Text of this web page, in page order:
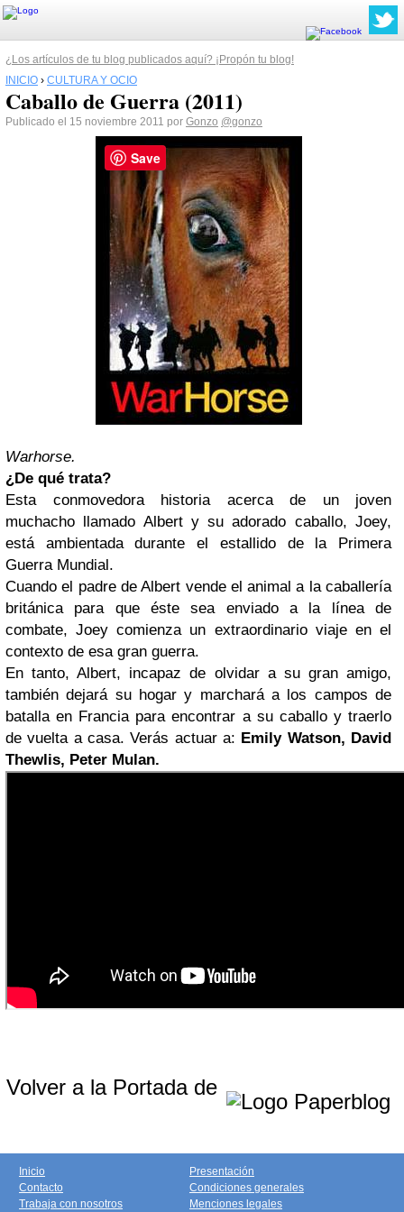
¿Los artículos de tu blog publicados aquí? ¡Propón tu blog!
INICIO › CULTURA Y OCIO
Caballo de Guerra (2011)
Publicado el 15 noviembre 2011 por Gonzo @gonzo
Warhorse.
¿De qué trata?
Esta conmovedora historia acerca de un joven
muchacho llamado Albert y su adorado caballo, Joey,
está ambientada durante el estallido de la Primera
Guerra Mundial.
Cuando el padre de Albert vende el animal a la caballería
británica para que éste sea enviado a la línea de
combate, Joey comienza un extraordinario viaje en el
contexto de esa gran guerra.
En tanto, Albert, incapaz de olvidar a su gran amigo,
también dejará su hogar y marchará a los campos de
batalla en Francia para encontrar a su caballo y traerlo
de vuelta a casa. Verás actuar a: Emily Watson, David
Thewlis, Peter Mulan.
Volver a la Portada de
Inicio
Contacto
Trabaja con nosotros
Presentación
Condiciones generales
Menciones legales
Save